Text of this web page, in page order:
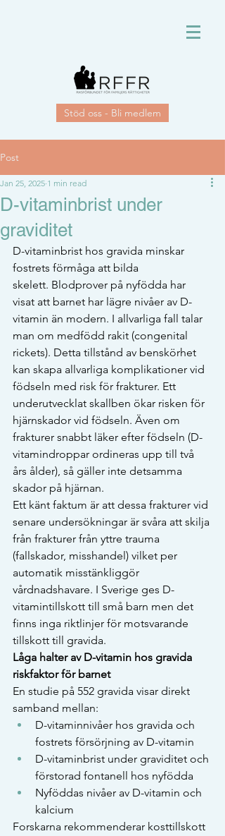
Stöd oss - Bli medlem
Post
D-vitaminbrist under
graviditet
Jan 25, 2025 1 min read
D-vitaminbrist hos gravida minskar
fostrets förmåga att bilda
skelett. Blodprover på nyfödda har
visat att barnet har lägre nivåer av D-
vitamin än modern. I allvarliga fall talar
man om medfödd rakit (congenital
rickets). Detta tillstånd av benskörhet
kan skapa allvarliga komplikationer vid
födseln med risk för frakturer. Ett
underutvecklat skallben ökar risken för
hjärnskador vid födseln. Även om
frakturer snabbt läker efter födseln (D-
vitamindroppar ordineras upp till två
års ålder), så gäller inte detsamma
skador på hjärnan.
Ett känt faktum är att dessa frakturer vid
senare undersökningar är svåra att skilja
från frakturer från yttre trauma
(fallskador, misshandel) vilket per
automatik misstänkliggör
vårdnadshavare. I Sverige ges D-
vitamintillskott till små barn men det
finns inga riktlinjer för motsvarande
tillskott till gravida.
Låga halter av D-vitamin hos gravida
riskfaktor för barnet
En studie på 552 gravida visar direkt
samband mellan:
D-vitaminnivåer hos gravida och
fostrets försörjning av D-vitamin
D-vitaminbrist under graviditet och
förstorad fontanell hos nyfödda
Nyföddas nivåer av D-vitamin och
kalcium
Forskarna rekommenderar kosttillskott